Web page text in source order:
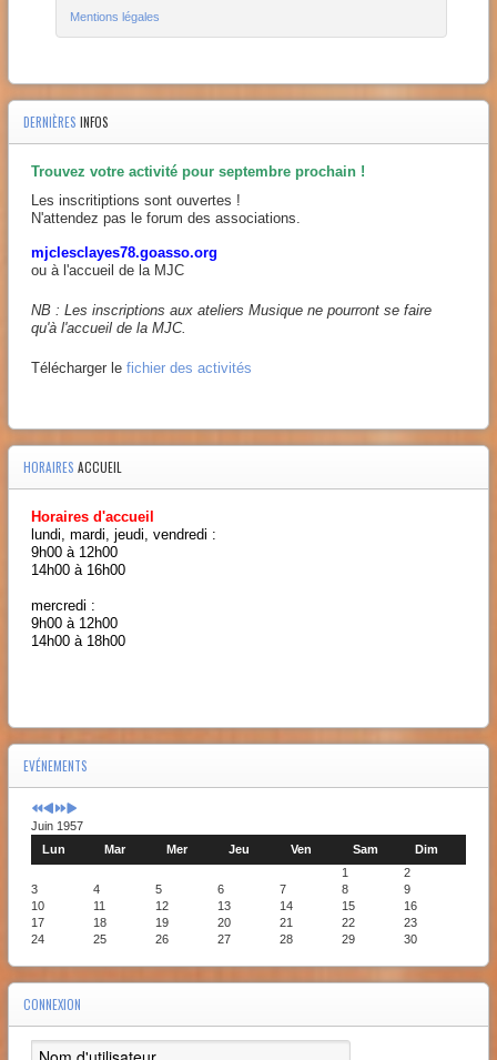
Mentions légales
DERNIÈRES INFOS
Trouvez votre activité pour septembre prochain !
Les inscritiptions sont ouvertes !
N'attendez pas le forum des associations.
mjclesclayes78.goasso.org
ou à l'accueil de la MJC
NB : Les inscriptions aux ateliers Musique ne pourront se faire
qu'à l'accueil de la MJC.
Télécharger le fichier des activités
HORAIRES ACCUEIL
Horaires d'accueil
lundi, mardi, jeudi, vendredi :
9h00 à 12h00
14h00 à 16h00
mercredi :
9h00 à 12h00
14h00 à 18h00
EVÉNEMENTS
Juin 1957
Lun
Mar Mer Jeu Ven Sam
Dim
1
2
3
4 5 6 7 8
9
10
11 12 13 14 15
16
17
18 19 20 21 22
23
24
25 26 27 28 29 30
CONNEXION